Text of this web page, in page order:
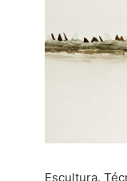
Escultura.